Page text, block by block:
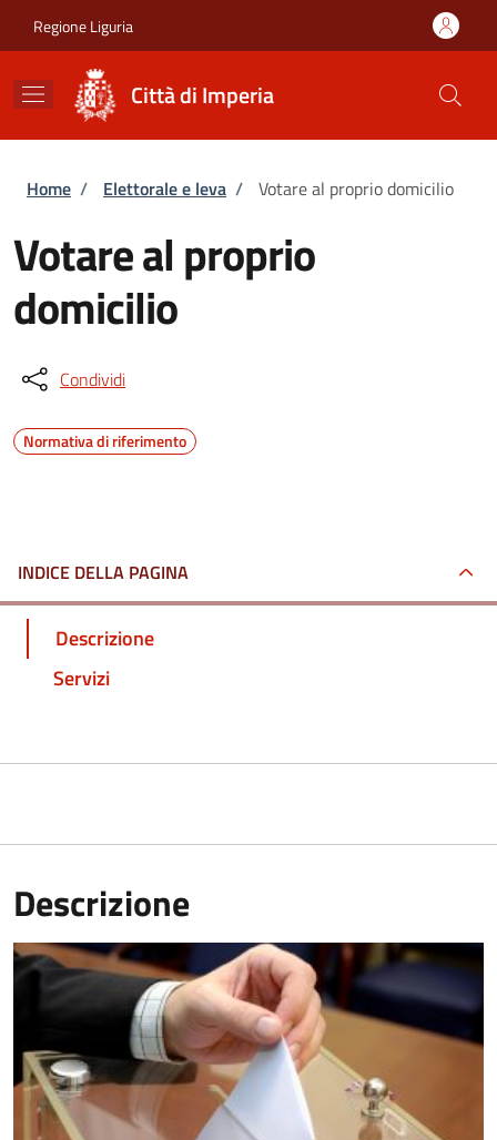
Regione Liguria
Città di Imperia
Briciole di pane
Home / Elettorale e leva / Votare al proprio domicilio
Votare al proprio
domicilio
Condividi
Normativa di riferimento
INDICE DELLA PAGINA
Descrizione
Servizi
Descrizione